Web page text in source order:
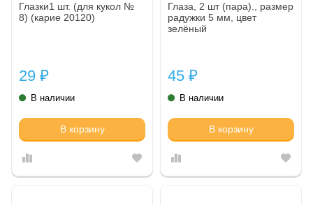
Глазки1 шт. (для кукол №
8) (карие 20120)
29 ₽
В наличии
В корзину
Глаза, 2 шт (пара)., размер
радужки 5 мм, цвет
зелёный
45 ₽
В наличии
В корзину